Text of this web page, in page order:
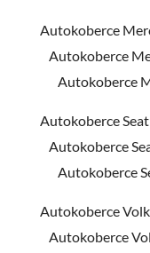
Autokoberce
Autokoberce
Autokoberce
Autokoberce Seat
Autokoberce
Autokoberce
Autokoberce
Autokoberce